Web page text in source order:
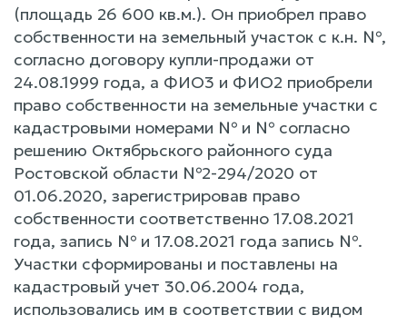
(площадь 26 600 кв.м.). Он приобрел право
собственности на земельный участок с к.н. №,
согласно договору купли-продажи от
24.08.1999 года, а ФИО3 и ФИО2 приобрели
право собственности на земельные участки с
кадастровыми номерами № и № согласно
решению Октябрьского районного суда
Ростовской области №2-294/2020 от
01.06.2020, зарегистрировав право
собственности соответственно 17.08.2021
года, запись № и 17.08.2021 года запись №.
Участки сформированы и поставлены на
кадастровый учет 30.06.2004 года,
использовались им в соответствии с видом